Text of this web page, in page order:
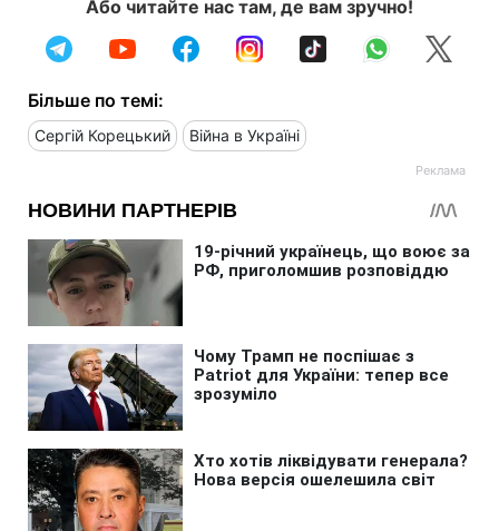
Або читайте нас там, де вам зручно!
Більше по темі:
Сергій Корецький Війна в Україні